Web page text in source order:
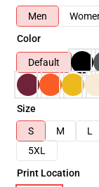
Men
Color
Default
Size
S
M L
5XL
Print Location